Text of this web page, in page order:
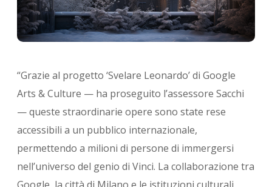
“Grazie al progetto ‘Svelare Leonardo’ di Google
Arts & Culture — ha proseguito l’assessore Sacchi
— queste straordinarie opere sono state rese
accessibili a un pubblico internazionale,
permettendo a milioni di persone di immergersi
nell’universo del genio di Vinci. La collaborazione tra